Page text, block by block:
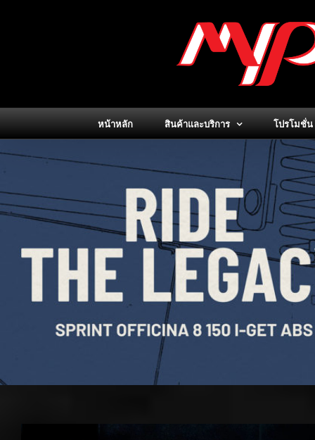
หน้าหลัก สินค้าและบริการ โปรโมชั่น